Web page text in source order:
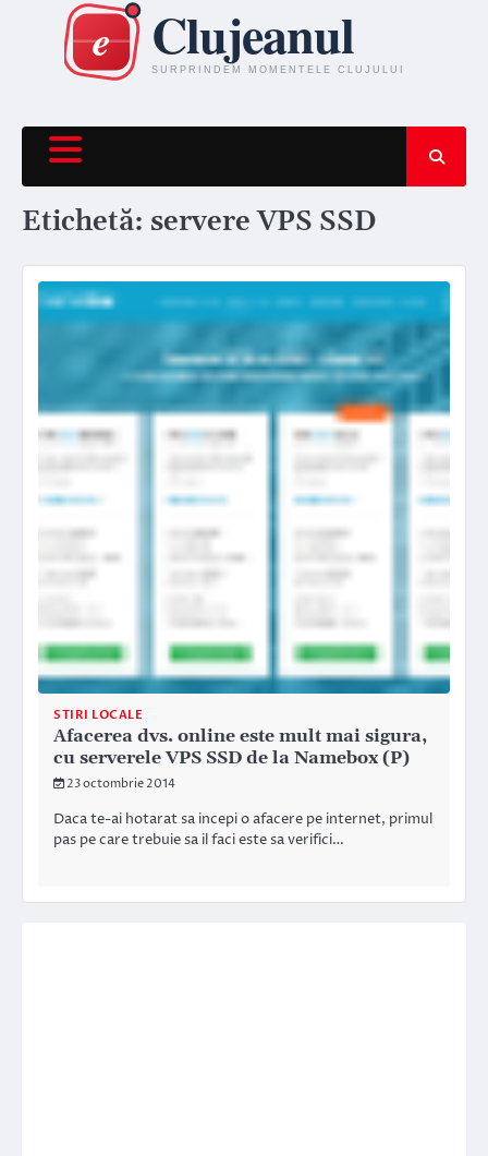
content
Etichetă: servere VPS SSD
STIRI LOCALE
Afacerea dvs. online este mult mai sigura,
cu serverele VPS SSD de la Namebox (P)
23 octombrie 2014
Daca te-ai hotarat sa incepi o afacere pe internet, primul
pas pe care trebuie sa il faci este sa verifici…